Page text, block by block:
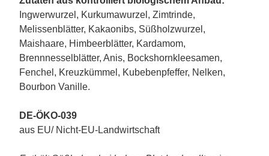
Ingwerwurzel, Kurkumawurzel, Zimtrinde,
Melissenblätter, Kakaonibs, Süßholzwurzel,
Maishaare, Himbeerblätter, Kardamom,
Brennnesselblätter, Anis, Bockshornkleesamen,
Fenchel, Kreuzkümmel, Kubebenpfeffer, Nelken,
Bourbon Vanille.
DE-ÖKO-039
aus EU/ Nicht-EU-Landwirtschaft